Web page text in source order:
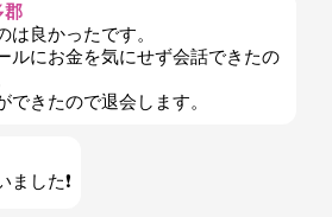
郡
は良かったです。
ルにお金を気にせず会話できたの
できたので退会します。
した❗️